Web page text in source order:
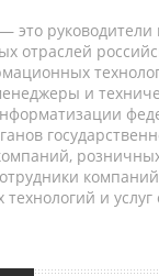
это
отраслей
и
розничных
и услуг